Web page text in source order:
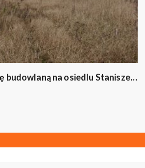
Sprzedam działkę budowlaną na osiedlu Staniszewskiego w Suwałkach.